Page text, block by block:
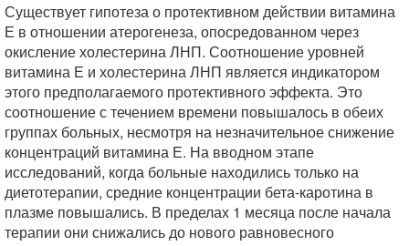
Существует гипотеза о протективном действии витамина
Е в отношении атерогенеза, опосредованном через
окисление холестерина ЛНП. Соотношение уровней
витамина Е и холестерина ЛНП является индикатором
этого предполагаемого протективного эффекта. Это
соотношение с течением времени повышалось в обеих
группах больных, несмотря на незначительное снижение
концентраций витамина Е. На вводном этапе
исследований, когда больные находились только на
диетотерапии, средние концентрации бета-каротина в
плазме повышались. В пределах 1 месяца после начала
терапии они снижались до нового равновесного